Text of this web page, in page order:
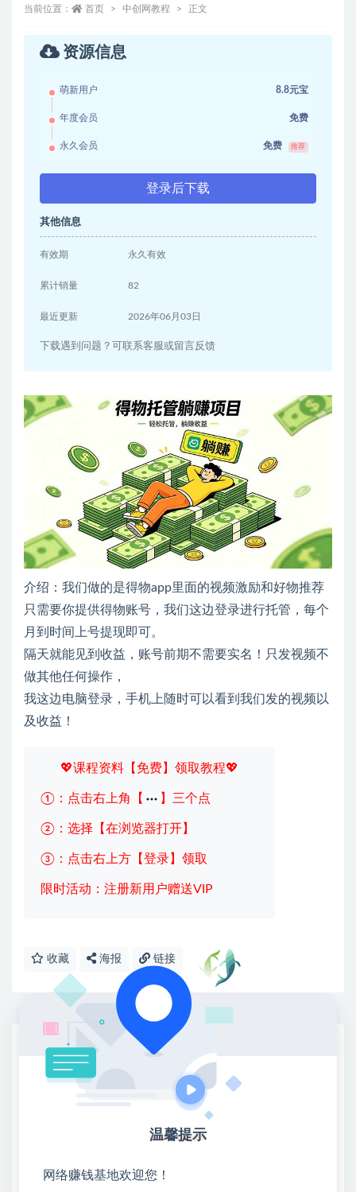
当前位置： 首页 中创网教程 正文
资源信息
萌新用户 8.8元宝
年度会员 免费
永久会员 免费 推荐
登录后下载
其他信息
有效期 永久有效
累计销量 82
最近更新 2026年06月03日
下载遇到问题？可联系客服或留言反馈
介绍：我们做的是得物app里面的视频激励和好物推荐
只需要你提供得物账号，我们这边登录进行托管，每个
月到时间上号提现即可。
隔天就能见到收益，账号前期不需要实名！只发视频不
做其他任何操作，
我这边电脑登录，手机上随时可以看到我们发的视频以
及收益！
💖课程资料【免费】领取教程💖
①：点击右上角【 】三个点
②：选择【在浏览器打开】
③：点击右上方【登录】领取
限时活动：注册新用户赠送VIP
收藏 海报 链接
网赚基地简介
站长微信：无
❤本站：本站整合多方资源站，主要面向互联网创业
类&副业类，资源丰富 物超所值。
❤能助您：找项目 + 低成本创业 + 减少信息差 + 见识
❤本站为众多团队提供了重要价值，也为众多创业者
温馨提示
网络赚钱基地欢迎您！